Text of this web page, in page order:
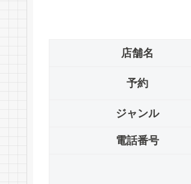
店舗名
予約
ジャンル
電話番号